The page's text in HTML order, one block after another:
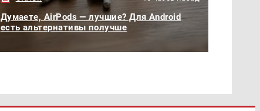
Думаете, AirPods — лучшие? Для Android
есть альтернативы получше